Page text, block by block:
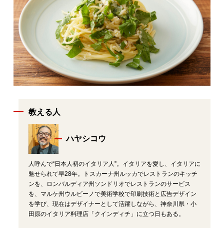
教える人
ハヤシコウ
人呼んで“日本人初のイタリア人”。イタリアを愛し、イタリアに
魅せられて早28年。トスカーナ州ルッカでレストランのキッチ
ンを、ロンバルディア州ソンドリオでレストランのサービス
を、マルケ州ウルビーノで美術学校で印刷技術と広告デザイン
を学び、現在はデザイナーとして活躍しながら、神奈川県・小
田原のイタリア料理店「クインディチ」に立つ日もある。